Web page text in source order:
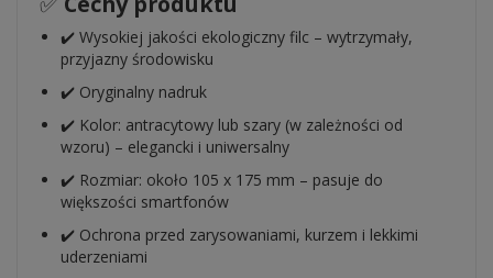
✔️ Wysokiej jakości ekologiczny filc – wytrzymały,
przyjazny środowisku
✔️ Oryginalny nadruk
✔️ Kolor: antracytowy lub szary (w zależności od
wzoru) – elegancki i uniwersalny
✔️ Rozmiar: około 105 x 175 mm – pasuje do
większości smartfonów
✔️ Ochrona przed zarysowaniami, kurzem i lekkimi
uderzeniami